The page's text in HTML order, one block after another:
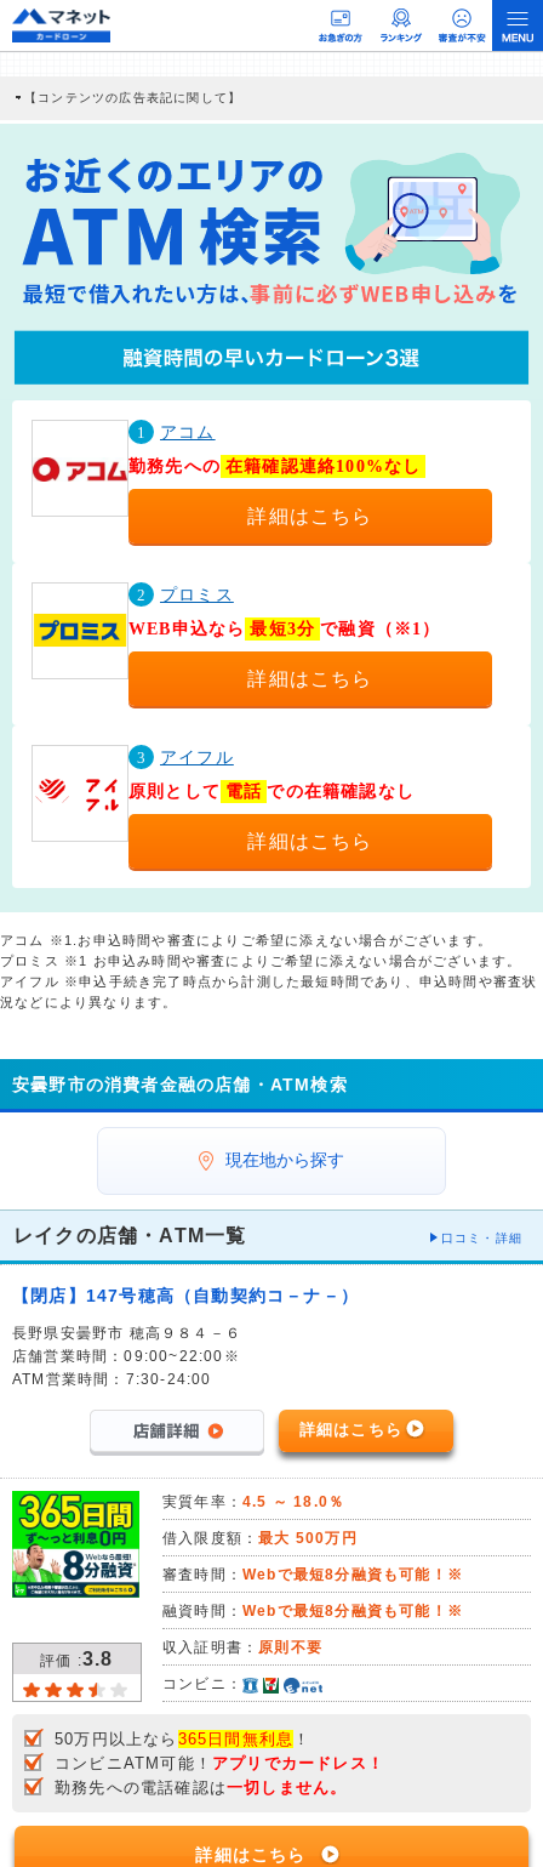
【コンテンツの広告表記に関して】
社に対して企業から紹介報酬が支払われるという収益モデルです。 ただし、特定の
商品を根拠なくPRするものではなく、当編集部の調査／ユーザーへの口コミ収集な
どに基づき、公平性を担保した情報提供を行っています。
>提携企業一覧
1
アコム
勤務先への 在籍確認連絡100%なし
詳細はこちら
2
プロミス
WEB申込なら 最短3分 で融資（※1）
詳細はこちら
3
アイフル
原則として 電話 での在籍確認なし
詳細はこちら
アコム ※1.お申込時間や審査によりご希望に添えない場合がございます。
プロミス ※1 お申込み時間や審査によりご希望に添えない場合がございます。
アイフル ※申込手続き完了時点から計測した最短時間であり、申込時間や審査状
況などにより異なります。
安曇野市の消費者金融の店舗・ATM検索
現在地から探す
レイクの店舗・ATM一覧 口コミ・詳細
【閉店】147号穂高（自動契約コ－ナ－）
長野県安曇野市 穂高９８４－６
店舗営業時間：09:00~22:00※
ATM営業時間：7:30-24:00
詳細はこちら
評価 :3.8
実質年率： 4.5 ～ 18.0％
借入限度額：最大 500万円
審査時間： Webで最短8分融資も可能！※
融資時間： Webで最短8分融資も可能！※
収入証明書： 原則不要
コンビニ：
50万円以上なら 365日間無利息 ！
コンビニATM可能！ アプリでカードレス！
勤務先への電話確認は一切しません。
詳細はこちら